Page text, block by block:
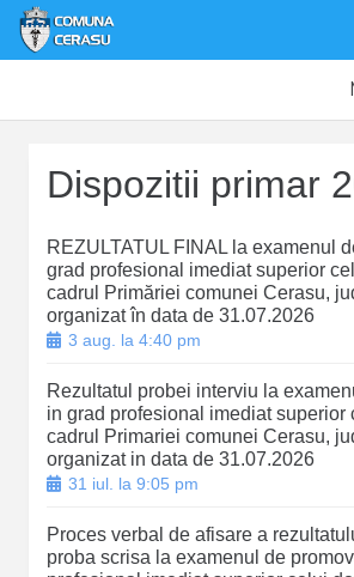
Dispozitii primar
REZULTATUL FINAL la examenul
grad profesional imediat superior
cadrul Primăriei comunei Cerasu,
organizat în data de 31.07.2026
3 aug. la 4:40 pm
Rezultatul probei interviu la
in grad profesional imediat superior
cadrul Primariei comunei Cerasu,
organizat in data de 31.07.2026
31 iul. la 9:05 pm
Proces verbal de afisare a
proba scrisa la examenul de